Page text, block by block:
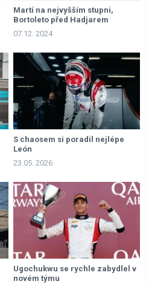
Martí na nejvyšším stupni,
Bortoleto před Hadjarem
07.12. 2024
S chaosem si poradil nejlépe
León
23.05. 2026
Ugochukwu se rychle zabydlel v
novém týmu